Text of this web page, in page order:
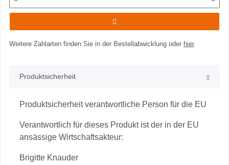
Weitere Zahlarten finden Sie in der Bestellabwicklung oder hier.
Produktsicherheit
Produktsicherheit verantwortliche Person für die EU
Verantwortlich für dieses Produkt ist der in der EU
ansässige Wirtschaftsakteur:
Brigitte Knauder